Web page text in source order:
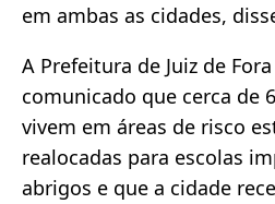
em ambas as cidades,
A Prefeitura de Juiz de
comunicado que cerca de
vivem em áreas de risco
realocadas para escolas
abrigos e que a cidade